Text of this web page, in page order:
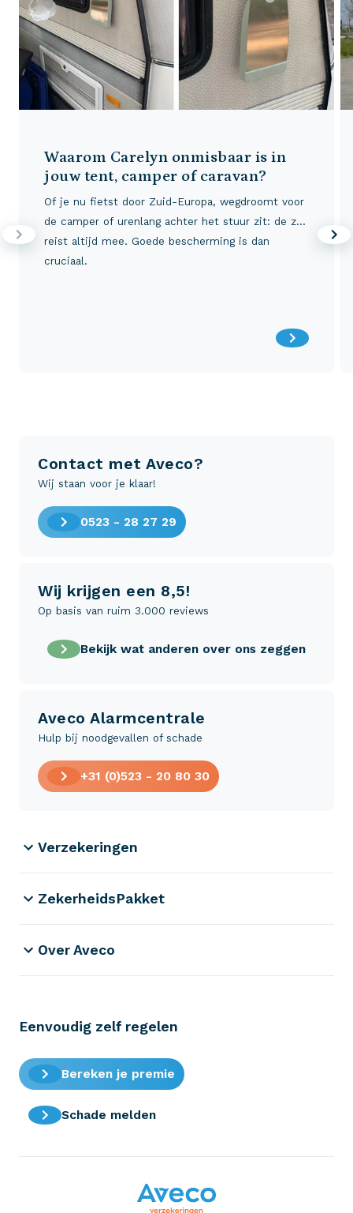
Waarom Carelyn onmisbaar is in
jouw tent, camper of caravan?
Of je nu fietst door Zuid-Europa, wegdroomt voor
de camper of urenlang achter het stuur zit: de zon
reist altijd mee. Goede bescherming is dan
cruciaal.
Contact met Aveco?
Wij staan voor je klaar!
0523 - 28 27 29
Wij krijgen een 8,5!
Op basis van ruim 3.000 reviews
Bekijk wat anderen over ons zeggen
Aveco Alarmcentrale
Hulp bij noodgevallen of schade
+31 (0)523 - 20 80 30
Verzekeringen
ZekerheidsPakket
Over Aveco
Eenvoudig zelf regelen
Bereken je premie
Schade melden